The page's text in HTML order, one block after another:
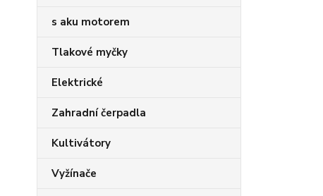
s aku motorem
Tlakové myčky
Elektrické
Zahradní čerpadla
Kultivátory
Vyžínače